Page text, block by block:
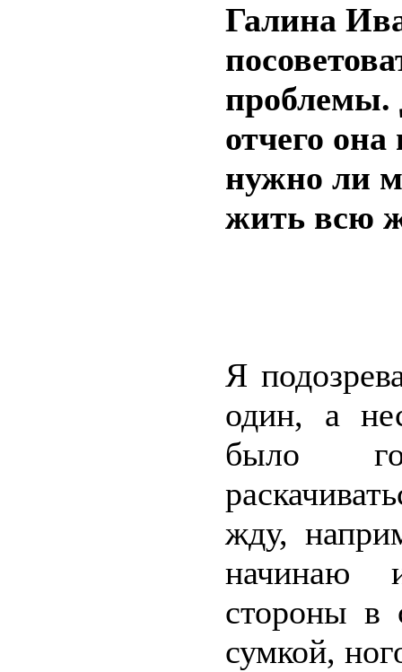
Галина
проблемы.
отчего
нужно ли
жить всю
Я
один, а
было
жду,
начинаю
стороны в
сумкой,